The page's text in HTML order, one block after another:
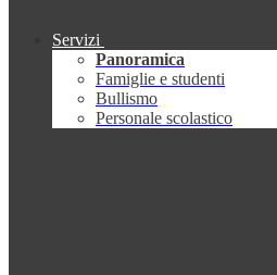
Servizi
Panoramica
Famiglie e studenti
Bullismo
Personale scolastico